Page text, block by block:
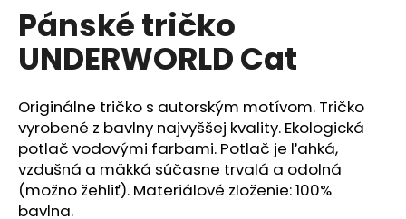
produktu
je
0,0
z
hviezdičiek.
Pánské tričko
UNDERWORLD Cat
Originálne tričko s autorským motívom. Tričko
vyrobené z bavlny najvyššej kvality. Ekologická
potlač vodovými farbami. Potlač je ľahká,
vzdušná a mäkká súčasne trvalá a odolná
(možno žehliť). Materiálové zloženie: 100%
bavlna.
a
m
e
DÁMSKÉ
TRIČKO
UNDERWORLD
COMPASS
€29